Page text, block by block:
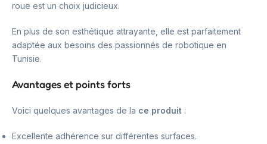
roue est un choix judicieux.
En plus de son esthétique attrayante, elle est parfaitement
adaptée aux besoins des passionnés de robotique en
Tunisie.
Avantages et points forts
Voici quelques avantages de la ce produit :
Excellente adhérence sur différentes surfaces.